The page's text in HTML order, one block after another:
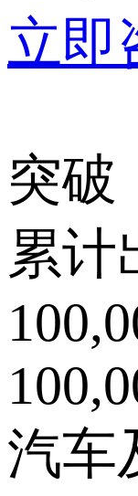
立即
突破
累计
汽车